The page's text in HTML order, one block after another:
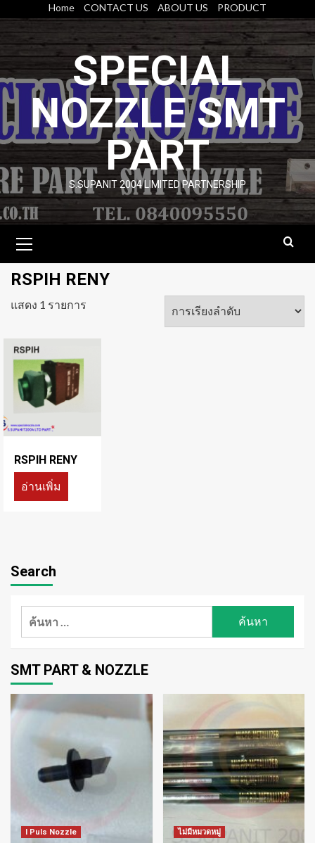
content
Home CONTACT US ABOUT US PRODUCT
SPECIAL
NOZZLE SMT
PART
S.SUPANIT 2004 LIMITED PARTNERSHIP
Menu
RSPIH RENY
แสดง 1 รายการ
RSPIH RENY
อ่านเพิ่ม
Search
ค้นหา
SMT PART & NOZZLE
I Puls Nozzle ไม่มีหมวดหมู่